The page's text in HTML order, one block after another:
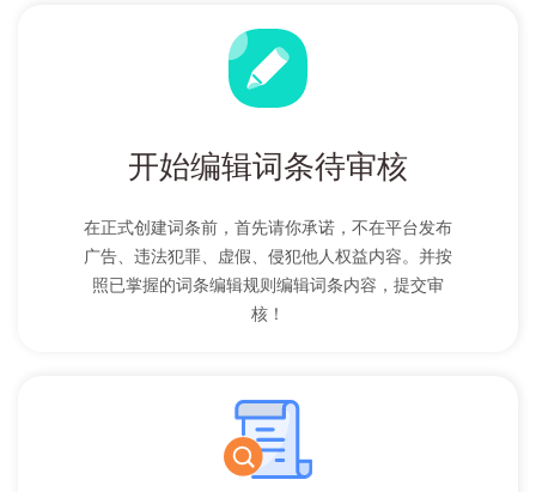
开始编辑词条待审核
在正式创建词条前，首先请你承诺，不在平台发布
广告、违法犯罪、虚假、侵犯他人权益内容。并按
照已掌握的词条编辑规则编辑词条内容，提交审
核！